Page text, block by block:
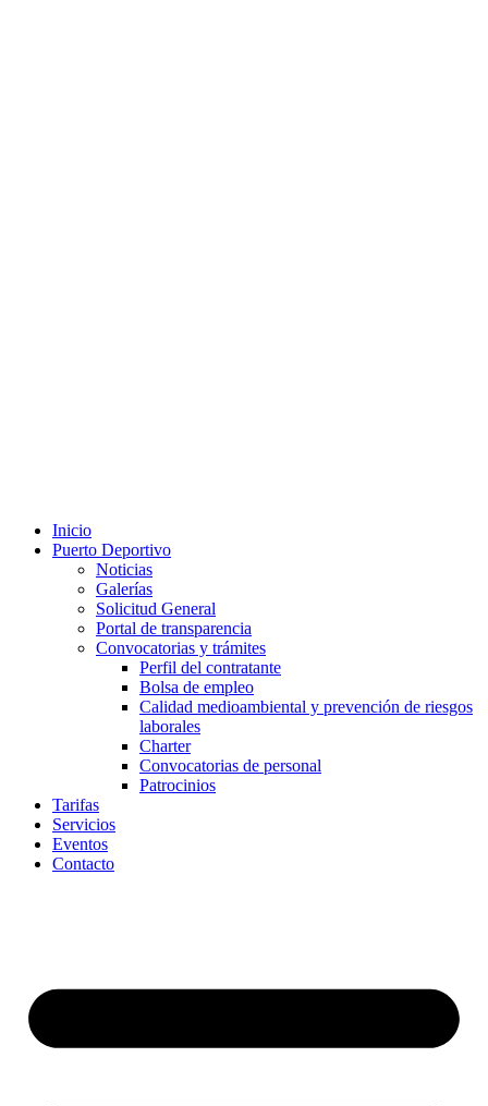
Inicio
Puerto Deportivo
Noticias
Galerías
Solicitud General
Portal de transparencia
Convocatorias y trámites
Perfil del contratante
Bolsa de empleo
Calidad medioambiental y prevención de riesgos
laborales
Charter
Convocatorias de personal
Patrocinios
Tarifas
Servicios
Eventos
Contacto